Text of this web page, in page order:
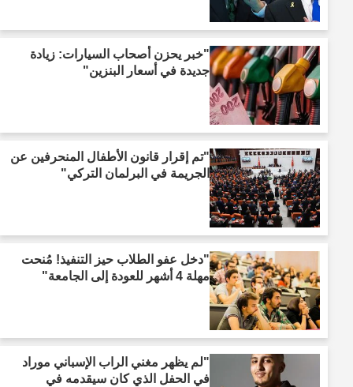
"خبر يحزن أصحاب السيارات: زيادة
جديدة في أسعار البنزين"
"تم إقرار قانون الأطفال المنحرفين عن
الجريمة في البرلمان التركي"
"دخل عفو الطلاب حيز التنفيذ! مُنحت
مهلة 4 أشهر للعودة إلى الجامعة"
"لم يظهر مغني الراب الإسباني موراد
في الحفل الذي كان سيقدمه في